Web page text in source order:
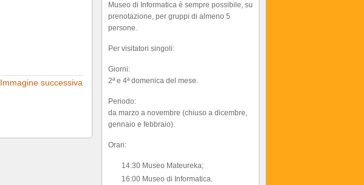
Immagine successiva
Museo di Informatica è sempre possibile, su
prenotazione, per gruppi di almeno 5
persone.
Per visitatori singoli:
Giorni:
2ª e 4ª domenica del mese.
Periodo:
da marzo a novembre (chiuso a dicembre,
gennaio e febbraio).
Orari:
14:30 Museo Mateureka;
16:00 Museo di Informatica.